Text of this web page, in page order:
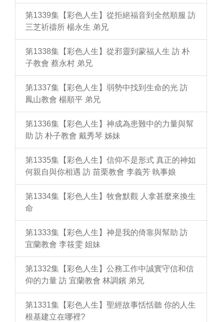
第1339集【彩色人生】從拒絕福音到全然順服 訪
三芝祈禱所 楊永生 弟兄
第1338集【彩色人生】從邪靈到蒙福人生 訪 朴
子教會 蔡永村 弟兄
第1337集【彩色人生】弱勢中找到生命的光 訪
鳳山教會 楊順平 弟兄
第1336集【彩色人生】神成為患難中的力量與幫
助 訪 朴子教會 戴秀琴 姊妹
第1335集【彩色人生】信仰不是形式 真正的神如
何親自與你相遇 訪 苗栗教會 李義芳 執事娘
第1334集【彩色人生】牧會默觀 人拿甚麼來換生
命
第1333集【彩色人生】神是我的倚靠與幫助 訪
宜蘭教會 李筱雯 姐妹
第1332集【彩色人生】公務工作中誠實守信和信
仰的力量 訪 宜蘭教會 林調鑌 弟兄
第1331集【彩色人生】聖經故事恬恬聽 你的人生
根基建立在哪裡?